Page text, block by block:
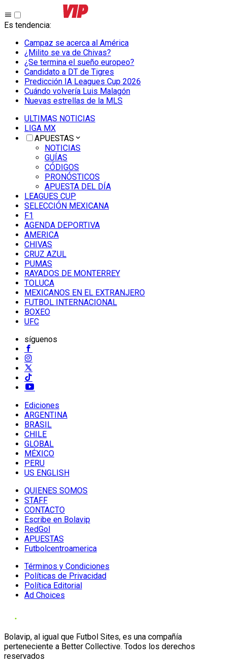
Es tendencia:
Campaz se acerca al América
¿Milito se va de Chivas?
¿Se termina el sueño europeo?
Candidato a DT de Tigres
Predicción IA Leagues Cup 2026
Cuándo volvería Luis Malagón
Nuevas estrellas de la MLS
ULTIMAS NOTICIAS
LIGA MX
APUESTAS
NOTICIAS
GUÍAS
CÓDIGOS
PRONÓSTICOS
APUESTA DEL DÍA
LEAGUES CUP
SELECCIÓN MEXICANA
F1
AGENDA DEPORTIVA
AMERICA
CHIVAS
CRUZ AZUL
PUMAS
RAYADOS DE MONTERREY
TOLUCA
MEXICANOS EN EL EXTRANJERO
FUTBOL INTERNACIONAL
BOXEO
UFC
síguenos
Ediciones
ARGENTINA
BRASIL
CHILE
GLOBAL
MÉXICO
PERU
US ENGLISH
QUIENES SOMOS
STAFF
CONTACTO
Escribe en Bolavip
RedGol
APUESTAS
Futbolcentroamerica
Términos y Condiciones
Políticas de Privacidad
Política Editorial
Ad Choices
Bolavip, al igual que Futbol Sites, es una compañía
perteneciente a Better Collective. Todos los derechos
reservados